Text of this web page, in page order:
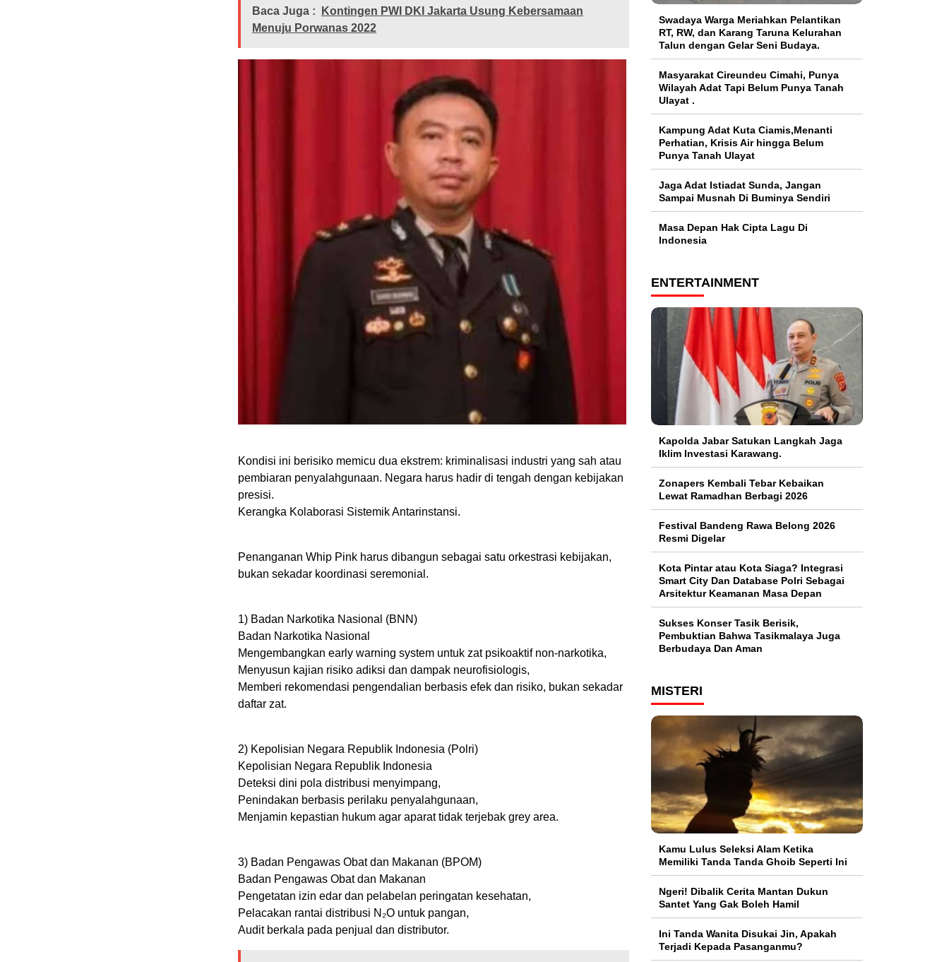
Baca Juga :
Kontingen PWI DKI Jakarta Usung Kebersamaan
Menuju Porwanas 2022
Kondisi ini berisiko memicu dua ekstrem: kriminalisasi industri yang sah atau
pembiaran penyalahgunaan. Negara harus hadir di tengah dengan kebijakan
presisi.
Kerangka Kolaborasi Sistemik Antarinstansi.
Penanganan Whip Pink harus dibangun sebagai satu orkestrasi kebijakan,
bukan sekadar koordinasi seremonial.
1) Badan Narkotika Nasional (BNN)
Badan Narkotika Nasional
Mengembangkan early warning system untuk zat psikoaktif non-narkotika,
Menyusun kajian risiko adiksi dan dampak neurofisiologis,
Memberi rekomendasi pengendalian berbasis efek dan risiko, bukan sekadar
daftar zat.
2) Kepolisian Negara Republik Indonesia (Polri)
Kepolisian Negara Republik Indonesia
Deteksi dini pola distribusi menyimpang,
Penindakan berbasis perilaku penyalahgunaan,
Menjamin kepastian hukum agar aparat tidak terjebak grey area.
3) Badan Pengawas Obat dan Makanan (BPOM)
Badan Pengawas Obat dan Makanan
Pengetatan izin edar dan pelabelan peringatan kesehatan,
Pelacakan rantai distribusi N₂O untuk pangan,
Audit berkala pada penjual dan distributor.
Swadaya Warga Meriahkan Pelantikan
RT, RW, dan Karang Taruna Kelurahan
Talun dengan Gelar Seni Budaya.
Masyarakat Cireundeu Cimahi, Punya
Wilayah Adat Tapi Belum Punya Tanah
Ulayat .
Kampung Adat Kuta Ciamis,Menanti
Perhatian, Krisis Air hingga Belum
Punya Tanah Ulayat
Jaga Adat Istiadat Sunda, Jangan
Sampai Musnah Di Buminya Sendiri
Masa Depan Hak Cipta Lagu Di
Indonesia
ENTERTAINMENT
Kapolda Jabar Satukan Langkah Jaga
Iklim Investasi Karawang.
Zonapers Kembali Tebar Kebaikan
Lewat Ramadhan Berbagi 2026
Festival Bandeng Rawa Belong 2026
Resmi Digelar
Kota Pintar atau Kota Siaga? Integrasi
Smart City Dan Database Polri Sebagai
Arsitektur Keamanan Masa Depan
Sukses Konser Tasik Berisik,
Pembuktian Bahwa Tasikmalaya Juga
Berbudaya Dan Aman
MISTERI
Kamu Lulus Seleksi Alam Ketika
Memiliki Tanda Tanda Ghoib Seperti Ini
Ngeri! Dibalik Cerita Mantan Dukun
Santet Yang Gak Boleh Hamil
Ini Tanda Wanita Disukai Jin, Apakah
Terjadi Kepada Pasanganmu?